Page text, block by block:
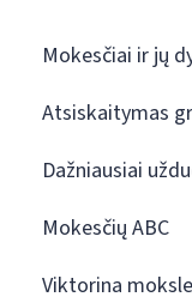
Mokesčiai ir jų
Atsiskaitymas
Dažniausiai
Mokesčių ABC
Viktorina